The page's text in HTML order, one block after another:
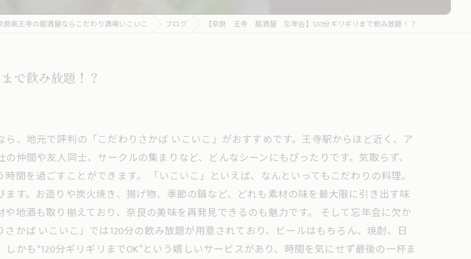
良県王寺の居酒屋ならこだわり酒場いこいこ ブログ 【奈良 王寺 居酒屋 忘年会】120分ギリギリまで飲み放題！？
で飲み放題！？
、地元で評判の「こだわりさかば いこいこ」がおすすめです。王寺駅からほど近く、ア
仲間や友人同士、サークルの集まりなど、どんなシーンにもぴったりです。気取らず、
間を過ごすことができます。 「いこいこ」といえば、なんといってもこだわりの料理。
す。お造りや炭火焼き、揚げ物、季節の鍋など、どれも素材の味を最大限に引き出す味
地酒も取り揃えており、奈良の美味を再発見できるのも魅力です。 そして忘年会に欠か
かば いこいこ」では120分の飲み放題が用意されており、ビールはもちろん、焼酎、日
かも“120分ギリギリまでOK”という嬉しいサービスがあり、時間を気にせず最後の一杯ま